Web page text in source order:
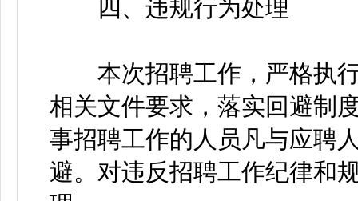
四、违规行为处理
本次招聘工作，严格执行
相关文件要求，落实回避制
事招聘工作的人员凡与应聘
避。对违反招聘工作纪律和